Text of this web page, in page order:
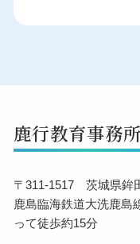
鹿行教育事務
〒311-1517 茨城県鉾
鹿島臨海鉄道大洗鹿島
って徒歩約15分